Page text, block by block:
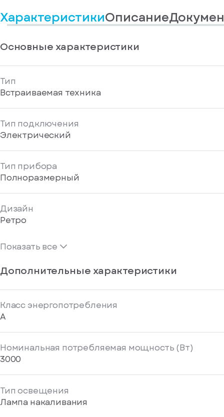
вас
есть
аккаунт
материалы
ХарактеристикиОписание
Основные характеристики
Тип
Встраиваемая техника
Тип подключения
Электрический
Тип прибора
Полноразмерный
Дизайн
Ретро
Показать все
Дополнительные характеристики
Класс энергопотребления
A
Номинальная потребляемая мощность (Вт)
3000
Тип освещения
Лампа накаливания